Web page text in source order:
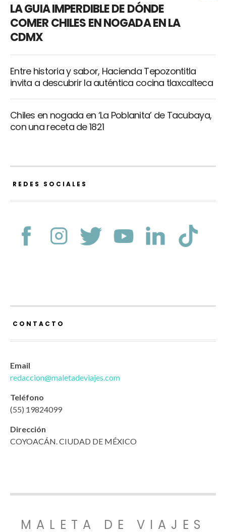
LA GUIA IMPERDIBLE DE DÓNDE
COMER CHILES EN NOGADA EN LA
CDMX
Entre historia y sabor, Hacienda Tepozontitla
invita a descubrir la auténtica cocina tlaxcalteca
Chiles en nogada en ‘La Poblanita’ de Tacubaya,
con una receta de 1821
REDES SOCIALES
CONTACTO
Email
redaccion@maletadeviajes.com
Teléfono
(55) 19824099
Dirección
COYOACÁN. CIUDAD DE MÉXICO
MALETA DE VIAJES